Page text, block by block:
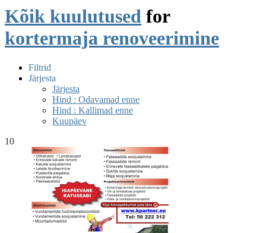
Kõik kuulutused for
kortermaja renoveerimine
Filtrid
Järjesta
Järjesta
Hind : Odavamad enne
Hind : Kallimad enne
Kuupäev
10